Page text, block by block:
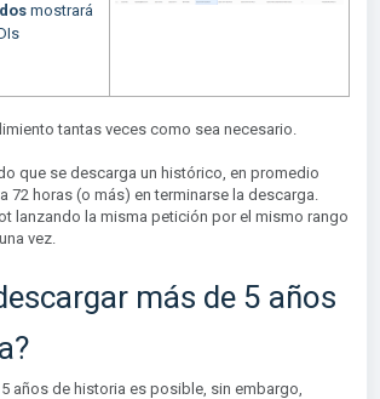
mostrará
tantas veces como sea necesario.
que se descarga un histórico, en promedio
72 horas (o más) en terminarse la descarga.
lanzando la misma petición por el mismo rango
vez.
más de 5 años
años de historia es posible, sin embargo,